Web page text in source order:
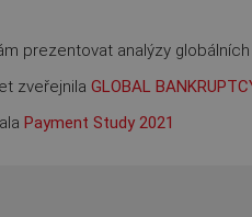
prezentovat analýzy
zveřejnila GLOBAL
Payment Study 2021